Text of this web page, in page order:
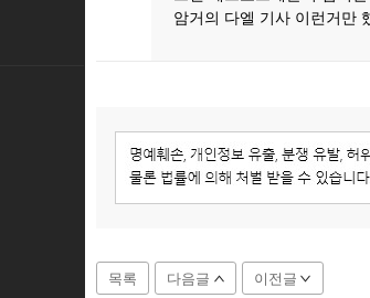
암거의 다엘 기사 이런거만
목록 다음글 이전글